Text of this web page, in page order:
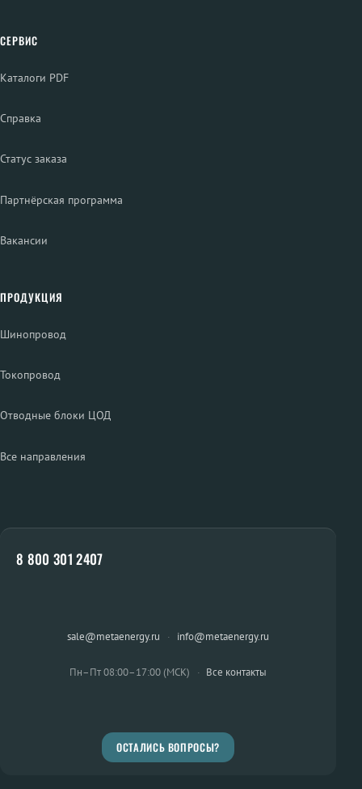
СЕРВИС
Каталоги PDF
Справка
Статус заказа
Партнёрская программа
Вакансии
ПРОДУКЦИЯ
Шинопровод
Токопровод
Отводные блоки ЦОД
Все направления
8 800 301 2407
sale@metaenergy.ru · info@metaenergy.ru
Пн–Пт 08:00–17:00 (МСК) · Все контакты
ОСТАЛИСЬ ВОПРОСЫ?